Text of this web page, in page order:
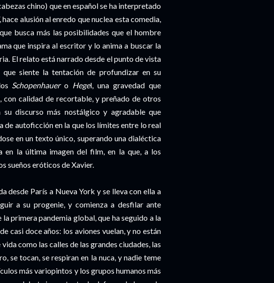
chino) que en español se ha interpretado
hace alusión al enredo que nuclea esta comedia,
busca más las posibilidades que el hombre
que inspira al escritor y lo anima a buscar la
El relato está narrado desde el punto de vista
que siente la tentación de profundizar en su
Schopenhauero Hegel, una gravedad que
con calidad de recortable, y preñado de otros
discurso más nostálgico y agradable que
autoficción en la que los límites entre lo real
en un texto único, superando una dialéctica
en la última imagen del film, en la que, a los
sueños eróticos de Xavier.
desde París a Nueva York y se lleva con ella a
a su progenie, y comienza a desfilar ante
primera pandemia global, que ha seguido a la
casi doce años: los aviones vuelan, y no están
como las calles de las grandes ciudades, las
se tocan, se respiran en la nuca, y nadie teme
más variopintos y los grupos humanos más